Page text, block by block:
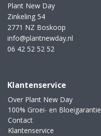
Plant New Day
Zinkeling 54
2771 NZ Boskoop
info@plantnewday.nl
06 42 52 52 52
Klantenservice
Over Plant New Day
100% Groei- en Bloeigarantie
Contact
Klantenservice